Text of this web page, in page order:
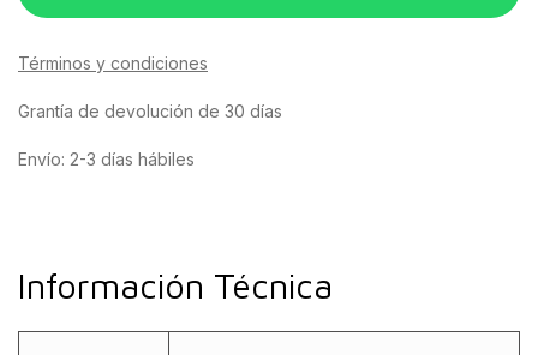
Términos y condiciones
Grantía de devolución de 30 días
Envío: 2-3 días hábiles
Información Técnica